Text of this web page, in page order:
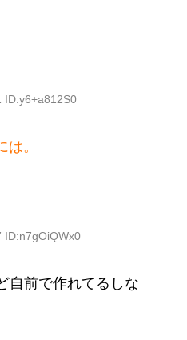
ID:y6+a812S0
。
ID:n7gOiQWx0
自前で作れてるしな